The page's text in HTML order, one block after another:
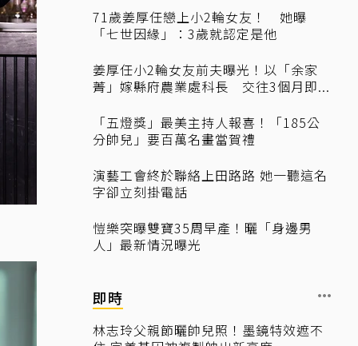
71歲姜厚任戀上小2輪女友！ 她曝
「七世因緣」：3歲就認定是他
姜厚任小2輪女友前夫曝光！以「余家
菁」嫁縣府農業處科長 交往3個月即...
「五燈獎」最美主持人報喜！「185公
分帥兒」要百萬名畫當賀禮
演藝工會終於聯絡上田路路 她一聽這名
字卻立刻掛電話
愷樂突曝雙寶35周早產！曬「身邊男
人」最新情況曝光
即時
林志玲父親節曬帥兒照！墨鏡特效遮不